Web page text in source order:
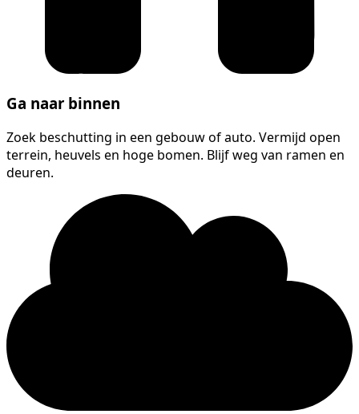
Ga naar binnen
Zoek beschutting in een gebouw of auto. Vermijd open
terrein, heuvels en hoge bomen. Blijf weg van ramen en
deuren.